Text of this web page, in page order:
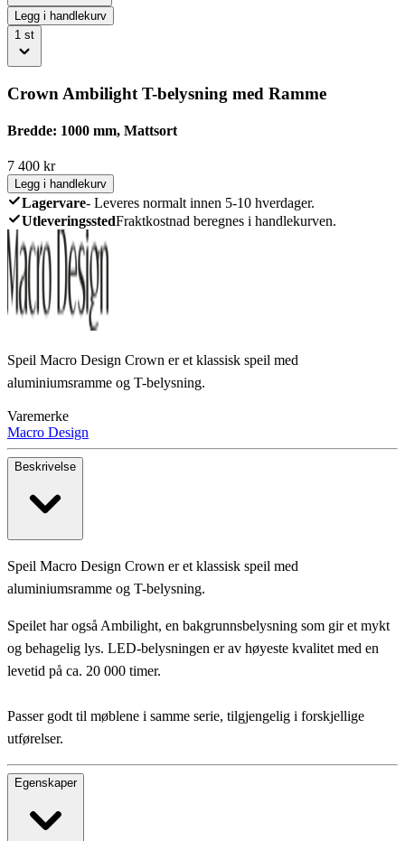
Legg i handlekurv
1 st
Crown Ambilight T-belysning med Ramme
Bredde: 1000 mm, Mattsort
7 400 kr
Legg i handlekurv
Lagervare- Leveres normalt innen 5-10 hverdager.
UtleveringsstedFraktkostnad beregnes i handlekurven.
Speil Macro Design Crown er et klassisk speil med
aluminiumsramme og T-belysning.
Varemerke
Macro Design
Beskrivelse
Speil Macro Design Crown er et klassisk speil med
aluminiumsramme og T-belysning.
Speilet har også Ambilight, en bakgrunnsbelysning som gir et mykt
og behagelig lys. LED-belysningen er av høyeste kvalitet med en
levetid på ca. 20 000 timer.
Passer godt til møblene i samme serie, tilgjengelig i forskjellige
utførelser.
Egenskaper